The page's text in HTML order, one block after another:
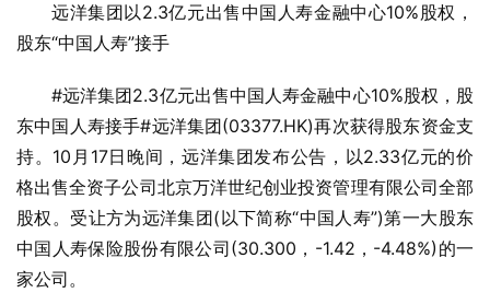
远洋集团以2.3亿元出售中国人寿金融中心10%股权，
股东“中国人寿”接手
#远洋集团2.3亿元出售中国人寿金融中心10%股权，股
东中国人寿接手#远洋集团(03377.HK)再次获得股东资金支
持。10月17日晚间，远洋集团发布公告，以2.33亿元的价
格出售全资子公司北京万洋世纪创业投资管理有限公司全部
股权。受让方为远洋集团(以下简称“中国人寿”)第一大股东
中国人寿保险股份有限公司(30.300，-1.42，-4.48%)的一
家公司。